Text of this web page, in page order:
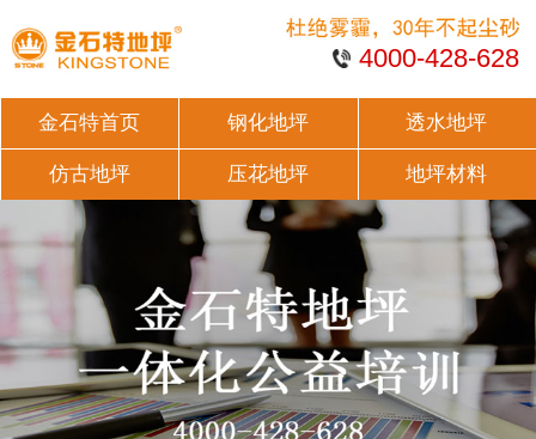
4000-428-628
金石特首页 钢化地坪 透水地坪
仿古地坪 压花地坪 地坪材料